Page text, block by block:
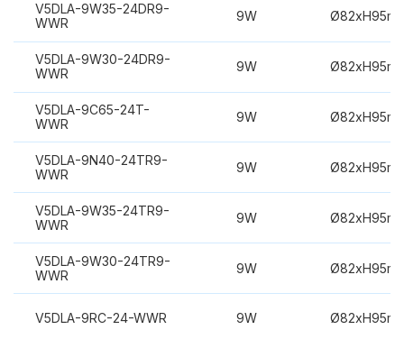
V5DLA-9W35-24DR9-
WWR
9W
V5DLA-9W30-24DR9-
WWR
9W
V5DLA-9C65-24T-
WWR
9W
V5DLA-9N40-24TR9-
WWR
9W
V5DLA-9W35-24TR9-
WWR
9W
V5DLA-9W30-24TR9-
WWR
9W
V5DLA-9RC-24-WWR 9W